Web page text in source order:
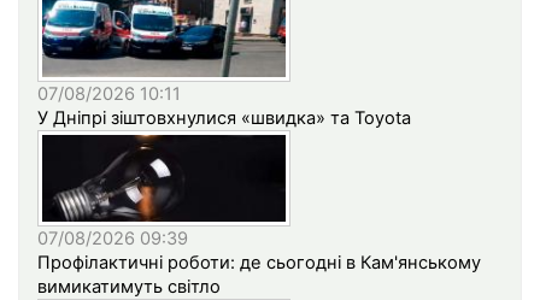
07/08/2026 10:11
У Дніпрі зіштовхнулися «швидка» та Toyota
07/08/2026 09:39
Профілактичні роботи: де сьогодні в Кам'янському
вимикатимуть світло